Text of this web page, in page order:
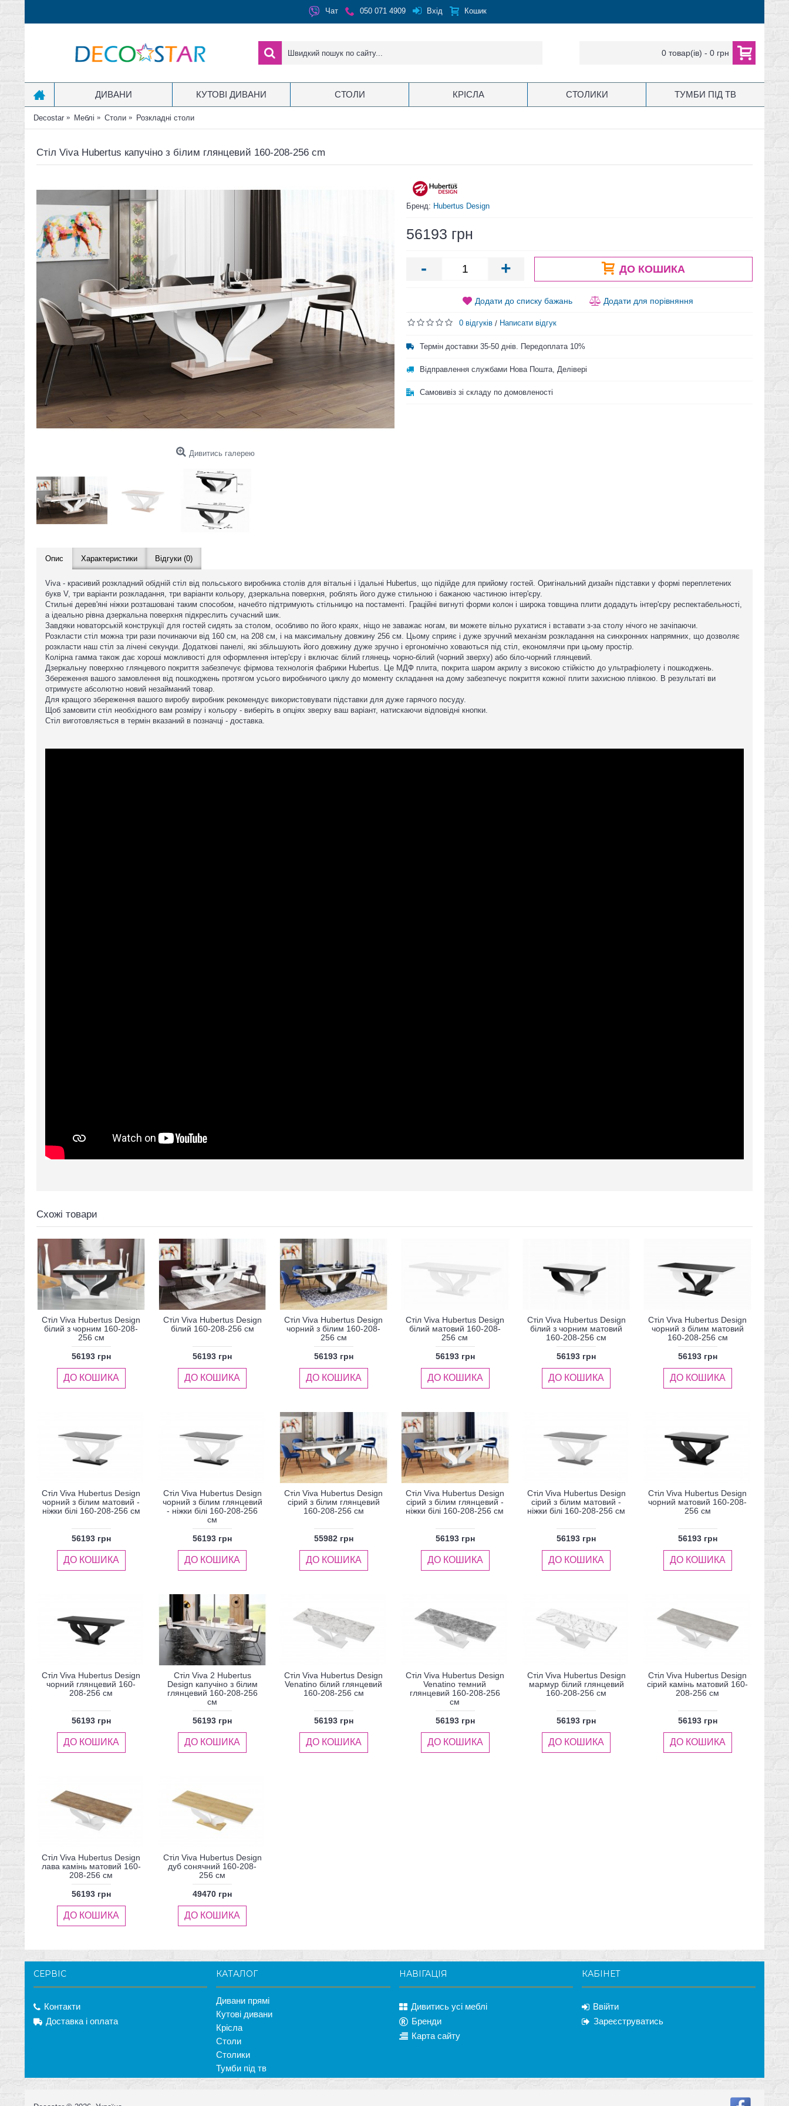
Чат 050 071 4909 Вхід Кошик
0 товар(ів) - 0 грн
ДИВАНИ КУТОВІ ДИВАНИ СТОЛИ КРІСЛА СТОЛИКИ ТУМБИ ПІД ТВ
Decostar Меблі Столи Розкладні столи
Стіл Viva Hubertus капучіно з білим глянцевий 160-208-256 cm
Дивитись галерею
Бренд: Hubertus Design
56193 грн
- + ДО КОШИКА
Додати до списку бажань Додати для порівняння
0 відгуків / Написати відгук
Термін доставки 35-50 днів. Передоплата 10%
Відправлення службами Нова Пошта, Делівері
Самовивіз зі складу по домовленості
Опис Характеристики Відгуки (0)
Viva - красивий розкладний обідній стіл від польського виробника столів для вітальні і їдальні Hubertus, що підійде для прийому гостей. Оригінальний дизайн підставки у формі переплетених
букв V, три варіанти розкладання, три варіанти кольору, дзеркальна поверхня, роблять його дуже стильною і бажаною частиною інтер'єру.
Стильні дерев'яні ніжки розташовані таким способом, начебто підтримують стільницю на постаменті. Граційні вигнуті форми колон і широка товщина плити додадуть інтер'єру респектабельності,
а ідеально рівна дзеркальна поверхня підкреслить сучасний шик.
Завдяки новаторській конструкції для гостей сидять за столом, особливо по його краях, ніщо не заважає ногам, ви можете вільно рухатися і вставати з-за столу нічого не зачіпаючи.
Розкласти стіл можна три рази починаючи від 160 см, на 208 см, і на максимальну довжину 256 см. Цьому сприяє і дуже зручний механізм розкладання на синхронних напрямних, що дозволяє
розкласти наш стіл за лічені секунди. Додаткові панелі, які збільшують його довжину дуже зручно і ергономічно ховаються під стіл, економлячи при цьому простір.
Колірна гамма також дає хороші можливості для оформлення інтер'єру і включає білий глянець чорно-білий (чорний зверху) або біло-чорний глянцевий.
Дзеркальну поверхню глянцевого покриття забезпечує фірмова технологія фабрики Hubertus. Це МДФ плита, покрита шаром акрилу з високою стійкістю до ультрафіолету і пошкоджень.
Збереження вашого замовлення від пошкоджень протягом усього виробничого циклу до моменту складання на дому забезпечує покриття кожної плити захисною плівкою. В результаті ви
отримуєте абсолютно новий незайманий товар.
Для кращого збереження вашого виробу виробник рекомендує використовувати підставки для дуже гарячого посуду.
Щоб замовити стіл необхідного вам розміру і кольору - виберіть в опціях зверху ваш варіант, натискаючи відповідні кнопки.
Стіл виготовляється в термін вказаний в позначці - доставка.
Схожі товари
Стіл Viva Hubertus Design
білий з чорним 160-208-
256 см
56193 грн
ДО КОШИКА
Стіл Viva Hubertus Design
білий 160-208-256 см
56193 грн
ДО КОШИКА
Стіл Viva Hubertus Design
чорний з білим 160-208-
256 см
56193 грн
ДО КОШИКА
Стіл Viva Hubertus Design
білий матовий 160-208-
256 см
56193 грн
ДО КОШИКА
Стіл Viva Hubertus Design
білий з чорним матовий
160-208-256 см
56193 грн
ДО КОШИКА
Стіл Viva Hubertus Design
чорний з білим матовий
160-208-256 см
56193 грн
ДО КОШИКА
Стіл Viva Hubertus Design
чорний з білим матовий -
ніжки білі 160-208-256 см
56193 грн
ДО КОШИКА
Стіл Viva Hubertus Design
чорний з білим глянцевий
- ніжки білі 160-208-256
см
56193 грн
ДО КОШИКА
Стіл Viva Hubertus Design
сірий з білим глянцевий
160-208-256 см
55982 грн
ДО КОШИКА
Стіл Viva Hubertus Design
сірий з білим глянцевий -
ніжки білі 160-208-256 см
56193 грн
ДО КОШИКА
Стіл Viva Hubertus Design
сірий з білим матовий -
ніжки білі 160-208-256 см
56193 грн
ДО КОШИКА
Стіл Viva Hubertus Design
чорний матовий 160-208-
256 см
56193 грн
ДО КОШИКА
Стіл Viva Hubertus Design
чорний глянцевий 160-
208-256 см
56193 грн
ДО КОШИКА
Стіл Viva 2 Hubertus
Design капучіно з білим
глянцевий 160-208-256
см
56193 грн
ДО КОШИКА
Стіл Viva Hubertus Design
Venatino білий глянцевий
160-208-256 см
56193 грн
ДО КОШИКА
Стіл Viva Hubertus Design
Venatino темний
глянцевий 160-208-256
см
56193 грн
ДО КОШИКА
Стіл Viva Hubertus Design
мармур білий глянцевий
160-208-256 см
56193 грн
ДО КОШИКА
Стіл Viva Hubertus Design
сірий камінь матовий 160-
208-256 см
56193 грн
ДО КОШИКА
Стіл Viva Hubertus Design
лава камінь матовий 160-
208-256 см
56193 грн
ДО КОШИКА
Стіл Viva Hubertus Design
дуб сонячний 160-208-
256 см
49470 грн
ДО КОШИКА
СЕРВІС
Контакти
Доставка і оплата
КАТАЛОГ
Дивани прямі
Кутові дивани
Крісла
Столи
Столики
Тумби під тв
НАВІГАЦІЯ
Дивитись усі меблі
Бренди
Карта сайту
КАБІНЕТ
Ввійти
Зареєструватись